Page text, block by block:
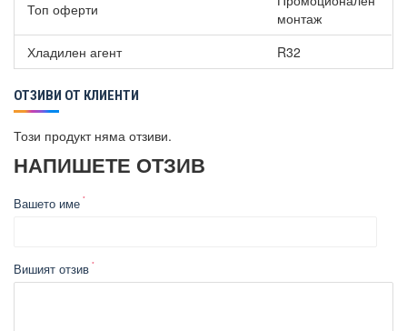
Топ оферти
монтаж
Хладилен агент
R32
ОТЗИВИ ОТ КЛИЕНТИ
Този продукт няма отзиви.
НАПИШЕТЕ ОТЗИВ
Вашето име
Вишият отзив